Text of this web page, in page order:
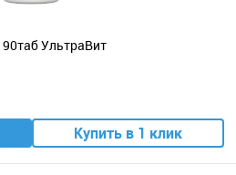
УльтраВит
Купить в 1 клик